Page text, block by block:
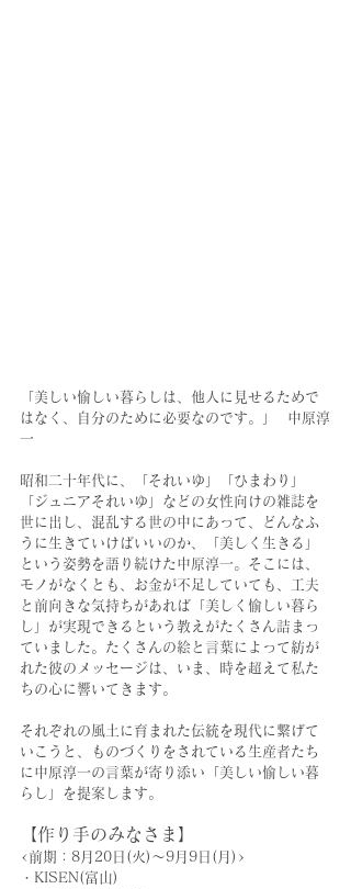
「美しい愉しい暮らしは、他人に見せるためで
はなく、自分のために必要なのです。」  中原淳
一
昭和二十年代に、「それいゆ」「ひまわり」
「ジュニアそれいゆ」などの女性向けの雑誌を
世に出し、混乱する世の中にあって、どんなふ
うに生きていけばいいのか、「美しく生きる」
という姿勢を語り続けた中原淳一。そこには、
モノがなくとも、お金が不足していても、工夫
と前向きな気持ちがあれば「美しく愉しい暮ら
し」が実現できるという教えがたくさん詰まっ
ていました。たくさんの絵と言葉によって紡が
れた彼のメッセージは、いま、時を超えて私た
ちの心に響いてきます。
それぞれの風土に育まれた伝統を現代に繋げて
いこうと、ものづくりをされている生産者たち
に中原淳一の言葉が寄り添い「美しい愉しい暮
らし」を提案します。
【作り手のみなさま】
<前期：8月20日(火)～9月9日(月)>
・KISEN(富山)